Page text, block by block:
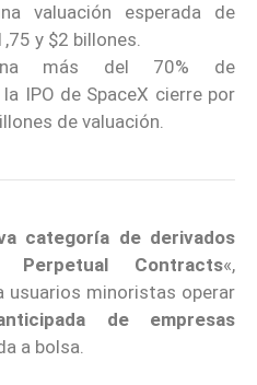
valuación esperada de
y $2 billones.
más del 70% de
IPO de SpaceX cierre por
de valuación.
categoría de derivados
Perpetual Contracts«,
minoristas operar
de empresas
a bolsa.